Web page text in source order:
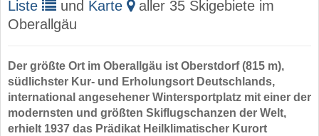
Liste und Karte
aller 35 Skigebiete im
Oberallgäu
Der größte Ort im Oberallgäu ist Oberstdorf (815 m),
südlichster Kur- und Erholungsort Deutschlands,
international angesehener Wintersportplatz mit einer der
modernsten und größten Skiflugschanzen der Welt,
erhielt 1937 das Prädikat Heilklimatischer Kurort